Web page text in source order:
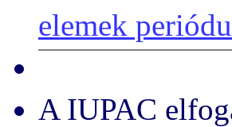
elemek
A IUPAC